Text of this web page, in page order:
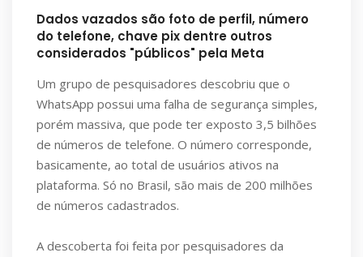
Dados vazados são foto de perfil, número
do telefone, chave pix dentre outros
considerados "públicos" pela Meta
Um grupo de pesquisadores descobriu que o
WhatsApp possui uma falha de segurança simples,
porém massiva, que pode ter exposto 3,5 bilhões
de números de telefone. O número corresponde,
basicamente, ao total de usuários ativos na
plataforma. Só no Brasil, são mais de 200 milhões
de números cadastrados.
A descoberta foi feita por pesquisadores da